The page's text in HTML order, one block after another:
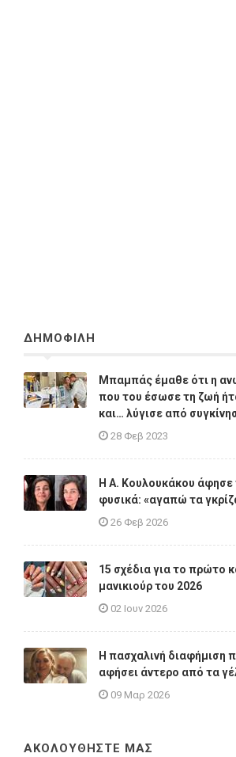
ΔΗΜΟΦΙΛΗ
Μπαμπάς έμαθε ότι η
που του έσωσε τη ζωή
και… λύγισε από
28 Φεβ 2023
Η A. Κουλουκάκου άφησε
φυσικά: «αγαπώ τα
26 Φεβ 2026
15 σχέδια για το πρώτο
μανικιούρ του 2026
02 Ιουν 2026
Η πασχαλινή διαφήμιση
αφήσει άντερο από τα
09 Μαρ 2026
ΑΚΟΛΟΥΘΗΣΤΕ ΜΑΣ